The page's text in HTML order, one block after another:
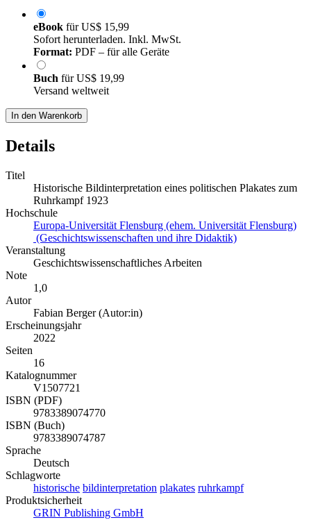
eBook fürUS$ 15,99
Sofort herunterladen. Inkl. MwSt.
Format: PDF – für alle Geräte
Buch fürUS$ 19,99
Versand weltweit
In den Warenkorb
Details
Titel
Historische Bildinterpretation eines politischen Plakates zum
Ruhrkampf 1923
Hochschule
Europa-Universität Flensburg (ehem. Universität Flensburg)
(Geschichtswissenschaften und ihre Didaktik)
Veranstaltung
Geschichtswissenschaftliches Arbeiten
Note
1,0
Autor
Fabian Berger (Autor:in)
Erscheinungsjahr
2022
Seiten
16
Katalognummer
V1507721
ISBN (PDF)
9783389074770
ISBN (Buch)
9783389074787
Sprache
Deutsch
Schlagworte
historische bildinterpretation plakates ruhrkampf
Produktsicherheit
GRIN Publishing GmbH